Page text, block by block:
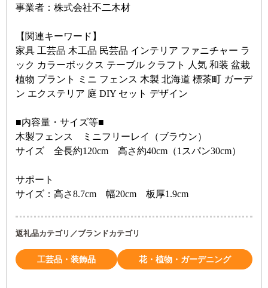
事業者：株式会社不二木材
【関連キーワード】
家具 工芸品 木工品 民芸品 インテリア ファニチャー ラ
ック カラーボックス テーブル クラフト 人気 和装 盆栽
植物 プラント ミニ フェンス 木製 北海道 標茶町 ガーデ
ン エクステリア 庭 DIY セット デザイン
■内容量・サイズ等■
木製フェンス ミニフリーレイ（ブラウン）
サイズ 全長約120cm 高さ約40cm（1スパン30cm）
サポート
サイズ：高さ8.7cm 幅20cm 板厚1.9cm
返礼品カテゴリ／ブランドカテゴリ
工芸品・装飾品 花・植物・ガーデニング